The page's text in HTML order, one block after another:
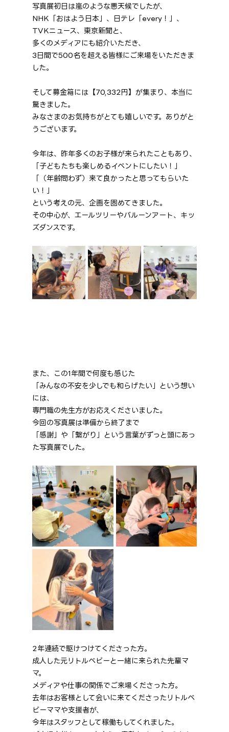
写真展初日は嵐のような悪天候でしたが、
NHK「おはよう日本」、日テレ「every！」、
TVKニュース、東京新聞と、
多くのメディアにも紹介いただき、
3日間で500名を超える皆様にご来場をいただきま
した。
そして募金箱には【70,332円】が集まり、本当に
驚きました。
みなさまのお気持ちがとても嬉しいです。ありがと
うございます。
今年は、昨年多くのお子様が来られたこともあり、
「子どもたちも楽しめるイベントにしたい！」
「（年齢問わず）来て良かったと思ってもらいた
い！」
という考えの元、企画を固めてきました。
その中心が、エールツリーやバルーンアート、キッ
ズダンスです。
また、この1年間で何度も感じた
「みんなの不安を少しでも和らげたい」という想い
には、
専門職の先生方がお応えくださいました。
今回の写真展は準備から終了まで
「感謝」や「繋がり」という言葉がずっと頭にあっ
た写真展でした。
2年連続で駆けつけてくださった方。
成人した元リトルベビーと一緒に来られた先輩マ
マ。
メディアや仕事の関係でご来場くださった方。
去年はお客様として会いに来てくださったリトルベ
ビーママや支援者が、
今年はスタッフとして稼働もしてくれました。